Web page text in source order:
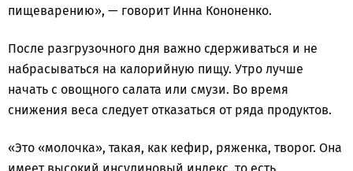
пищеварению», — говорит Инна Кононенко.
После разгрузочного дня важно сдерживаться и не
набрасываться на калорийную пищу. Утро лучше
начать с овощного салата или смузи. Во время
снижения веса следует отказаться от ряда продуктов.
«Это «молочка», такая, как кефир, ряженка, творог. Она